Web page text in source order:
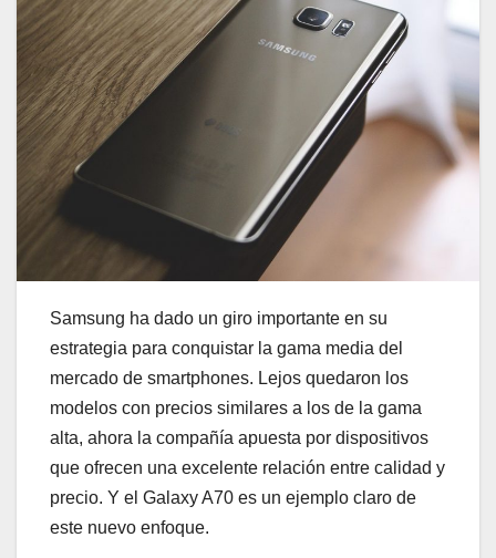
Samsung ha dado un giro importante en su
estrategia para conquistar la gama media del
mercado de smartphones. Lejos quedaron los
modelos con precios similares a los de la gama
alta, ahora la compañía apuesta por dispositivos
que ofrecen una excelente relación entre calidad y
precio. Y el Galaxy A70 es un ejemplo claro de
este nuevo enfoque.